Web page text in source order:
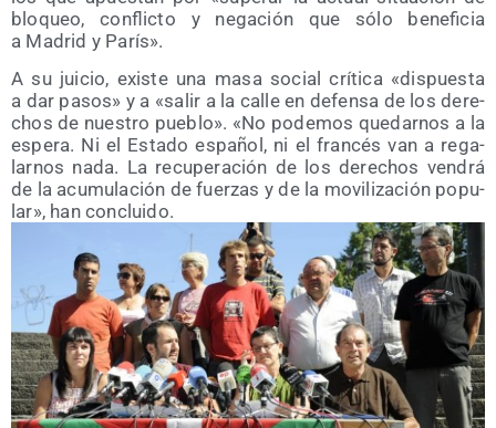
blo­queo, con­flic­to y nega­ción que sólo bene­fi­cia
a Madrid y París».
A su jui­cio, exis­te una masa social crí­ti­ca «dis­pues­ta
a dar pasos» y a «salir a la calle en defen­sa de los dere­
chos de nues­tro pue­blo». «No pode­mos que­dar­nos a la
espe­ra. Ni el Esta­do espa­ñol, ni el fran­cés van a rega­
lar­nos nada. La recu­pe­ra­ción de los dere­chos ven­drá
de la acu­mu­la­ción de fuer­zas y de la movi­li­za­ción popu­
lar», han concluido.